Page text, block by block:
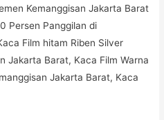
Kemanggisan Jakarta Barat
Persen Panggilan di
Film hitam Riben Silver
Jakarta Barat, Kaca Film Warna
Jakarta Barat, Kaca